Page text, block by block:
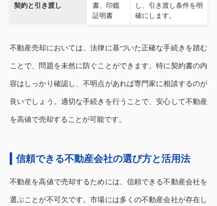
契約と引き渡し
書、印鑑
証明書
し、引き渡し条件を明
確にします。
不動産売却においては、法律に基づいた正確な手続きを踏む
ことで、問題を未然に防ぐことができます。特に契約書の内
容はしっかり確認し、不明点があれば専門家に相談するのが
良いでしょう。適切な手続きを行うことで、安心して不動産
を高値で売却することが可能です。
信頼できる不動産会社の選び方と活用法
不動産を高値で売却するためには、信頼できる不動産会社を
選ぶことが不可欠です。市場には多くの不動産会社が存在し